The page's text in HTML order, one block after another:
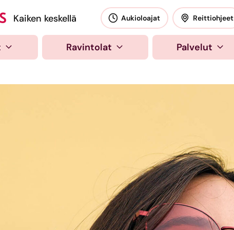
Kauppakeskus Sampokeskus
Kaiken keskellä
Ravintolat Palvelut
Aukioloajat Reittiohjeet